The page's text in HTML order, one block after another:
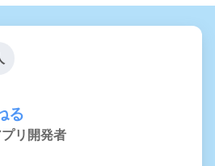
る
リ開発者